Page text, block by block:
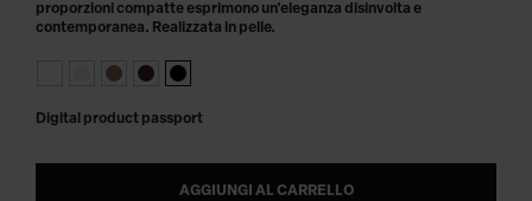
Digital product passport
AGGIUNGI AL CARRELLO
proporzioni compatte esprimono un'eleganza disinvolta e
contemporanea. Realizzata in pelle.